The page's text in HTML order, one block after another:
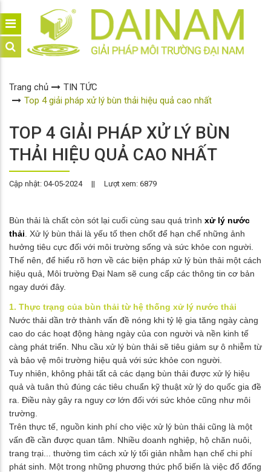
Trang chủ
TIN TỨC
Top 4 giải pháp xử lý bùn thải hiệu quả cao nhất
TOP 4 GIẢI PHÁP XỬ LÝ BÙN
THẢI HIỆU QUẢ CAO NHẤT
Cập nhật: 04-05-2024 || Lượt xem: 6879
Bùn thải là chất còn sót lại cuối cùng sau quá trình xử lý nước
thải. Xử lý bùn thải là yếu tố then chốt để hạn chế những ảnh
hưởng tiêu cực đối với môi trường sống và sức khỏe con người.
Thế nên, để hiểu rõ hơn về các biện pháp xử lý bùn thải một cách
hiệu quả, Môi trường Đại Nam sẽ cung cấp các thông tin cơ bản
ngay dưới đây.
1. Thực trạng của bùn thải từ hệ thống xử lý nước thải
Nước thải dần trở thành vấn đề nóng khi tỷ lệ gia tăng ngày càng
cao do các hoạt động hàng ngày của con người và nền kinh tế
càng phát triển. Nhu cầu xử lý bùn thải sẽ tiêu giảm sự ô nhiễm từ
và bảo vệ môi trường hiệu quả với sức khỏe con người.
Tuy nhiên, không phải tất cả các dạng bùn thải được xử lý hiệu
quả và tuân thủ đúng các tiêu chuẩn kỹ thuật xử lý do quốc gia đề
ra. Điều này gây ra nguy cơ lớn đối với sức khỏe cũng như môi
trường.
Trên thực tế, nguồn kinh phí cho việc xử lý bùn thải cũng là một
vấn đề cần được quan tâm. Nhiều doanh nghiệp, hộ chăn nuôi,
trang trại... thường tìm cách xử lý tối giản nhằm hạn chế chi phí
phát sinh. Một trong những phương thức phổ biến là việc đổ đống